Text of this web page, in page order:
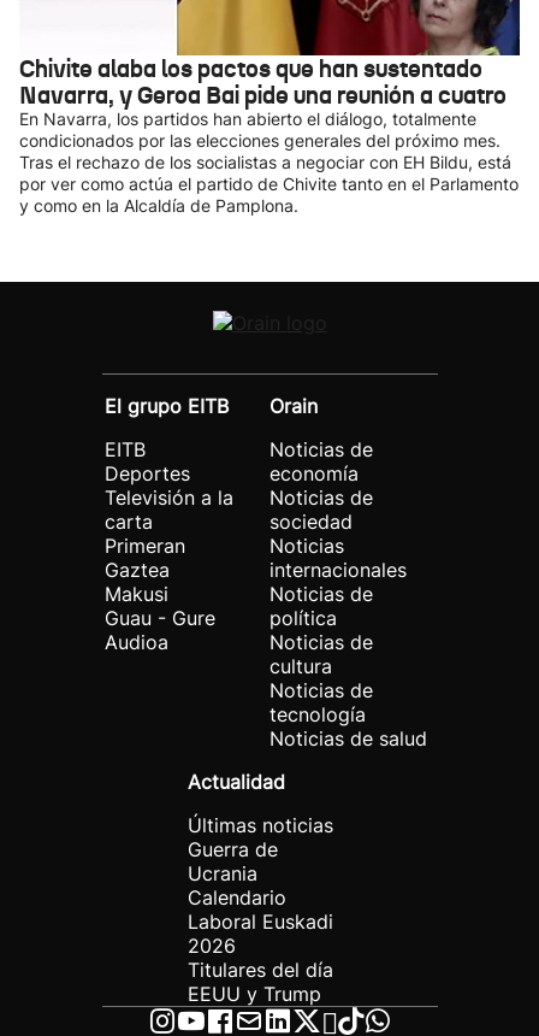
Chivite alaba los pactos que han sustentado
Navarra, y Geroa Bai pide una reunión a cuatro
En Navarra, los partidos han abierto el diálogo, totalmente
condicionados por las elecciones generales del próximo mes.
Tras el rechazo de los socialistas a negociar con EH Bildu, está
por ver como actúa el partido de Chivite tanto en el Parlamento
y como en la Alcaldía de Pamplona.
El grupo EITB
EITB
Deportes
Televisión a la
carta
Primeran
Gaztea
Makusi
Guau - Gure
Audioa
Orain
Noticias de
economía
Noticias de
sociedad
Noticias
internacionales
Noticias de
política
Noticias de
cultura
Noticias de
tecnología
Noticias de salud
Actualidad
Últimas noticias
Guerra de
Ucrania
Calendario
Laboral Euskadi
2026
Titulares del día
EEUU y Trump